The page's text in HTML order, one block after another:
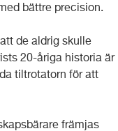
bättre precision.
de aldrig skulle
20-åriga historia är
tiltrotatorn för att
främjas